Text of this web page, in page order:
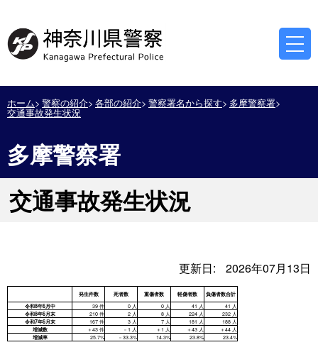
ホーム 警察の紹介 各部の紹介 警察署名から探す 多摩警察署
交通事故発生状況
多摩警察署
交通事故発生状況
更新日: 2026年07月13日